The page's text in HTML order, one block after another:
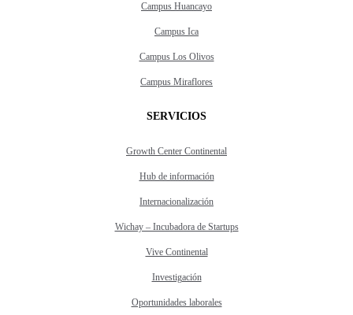
Campus Huancayo
Campus Ica
Campus Los Olivos
Campus Miraflores
SERVICIOS
Growth Center Continental
Hub de información
Internacionalización
Wichay – Incubadora de Startups
Vive Continental
Investigación
Oportunidades laborales